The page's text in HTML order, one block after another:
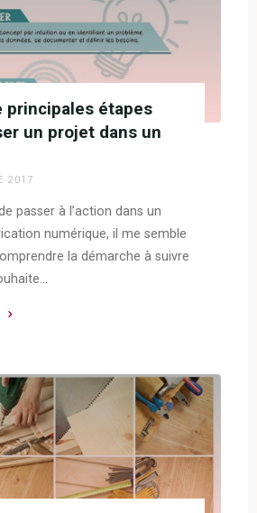
principales étapes
un projet dans un
2017
passer à l’action dans un
numérique, il me semble
la démarche à suivre